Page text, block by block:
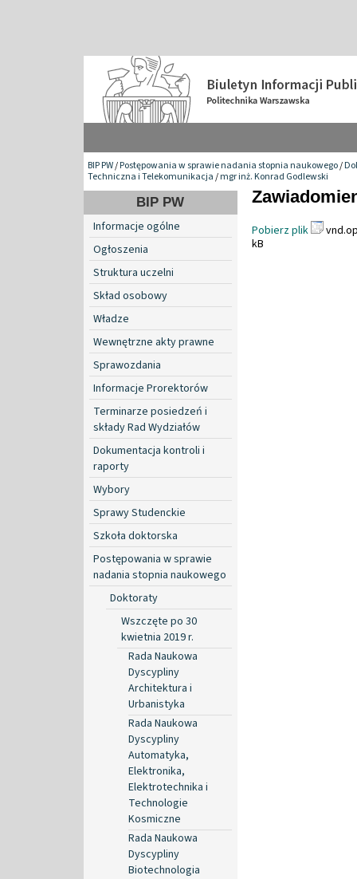
BIP PW/Postępowania w sprawie nadania stopnia naukowego/
Techniczna i Telekomunikacja/mgr inż. Konrad Godlewski
BIP PW
Informacje ogólne
Ogłoszenia
Struktura uczelni
Skład osobowy
Władze
Wewnętrzne akty prawne
Sprawozdania
Informacje Prorektorów
Terminarze posiedzeń i
składy Rad Wydziałów
Dokumentacja kontroli i
raporty
Wybory
Sprawy Studenckie
Szkoła doktorska
Postępowania w sprawie
nadania stopnia naukowego
Doktoraty
Wszczęte po 30
kwietnia 2019 r.
Rada Naukowa
Dyscypliny
Architektura i
Urbanistyka
Rada Naukowa
Dyscypliny
Automatyka,
Elektronika,
Elektrotechnika i
Technologie
Kosmiczne
Rada Naukowa
Dyscypliny
Biotechnologia
Pobierz plik
kB